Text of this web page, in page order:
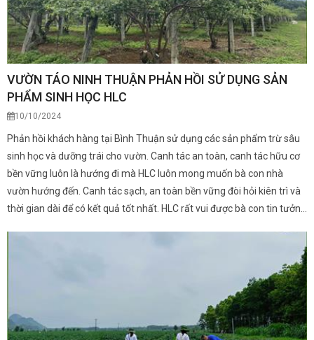
VƯỜN TÁO NINH THUẬN PHẢN HỒI SỬ DỤNG SẢN
PHẨM SINH HỌC HLC
10/10/2024
Phản hồi khách hàng tại Bình Thuận sử dụng các sản phẩm trừ sâu
sinh học và dưỡng trái cho vườn. Canh tác an toàn, canh tác hữu cơ
bền vững luôn là hướng đi mà HLC luôn mong muốn bà con nhà
vườn hướng đến. Canh tác sạch, an toàn bền vững đòi hỏi kiên trì và
thời gian dài để có kết quả tốt nhất. HLC rất vui được bà con tin tưởng